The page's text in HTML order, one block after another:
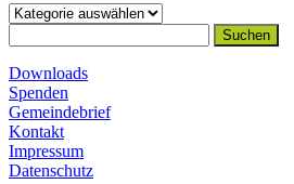
Kategorien
nach:
Downloads
Spenden
Gemeindebrief
Kontakt
Impressum
Datenschutz